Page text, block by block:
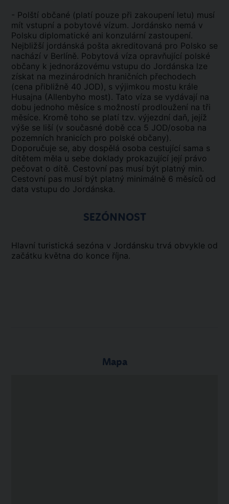
- Polští občané (platí pouze při zakoupení letu) musí
mít vstupní a pobytové vízum. Jordánsko nemá v
Polsku diplomatické ani konzulární zastoupení.
Nejbližší jordánská pošta akreditovaná pro Polsko se
nachází v Berlíně. Pobytová víza opravňující polské
občany k jednorázovému vstupu do Jordánska lze
získat na mezinárodních hraničních přechodech
(cena přibližně 40 JOD), s výjimkou mostu krále
Husajna (Allenbyho most). Tato víza se vydávají na
dobu jednoho měsíce s možností prodloužení na tři
měsíce. Kromě toho se platí tzv. výjezdní daň, jejíž
výše se liší (v současné době cca 5 JOD/osoba na
pozemních hranicích pro polské občany).
Doporučuje se, aby dospělá osoba cestující sama s
dítětem měla u sebe doklady prokazující její právo
pečovat o dítě. Cestovní pas musí být platný min.
Cestovní pas musí být platný minimálně 6 měsíců od
data vstupu do Jordánska.
SEZÓNNOST
Hlavní turistická sezóna v Jordánsku trvá obvykle od
začátku května do konce října.
Mapa